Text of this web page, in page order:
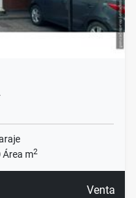
Área m2
Venta